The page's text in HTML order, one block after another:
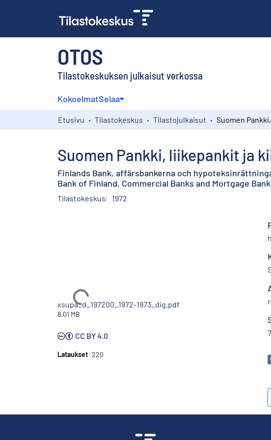
OTOS
Tilastokeskuksen julkaisut verkossa
KokoelmatSelaa
Etusivu Tilastokeskus Tilastojulkaisut
Suomen Pankki, liikepankit ja
Finlands Bank, affärsbankerna och
Bank of Finland, Commercial Banks and Mortgage
Tilastokeskus 1972
Ladataan...
xsupa_d_197200_1972-1973_dig.pdf
8.01 MB
CC BY 4.0
Lataukset 220